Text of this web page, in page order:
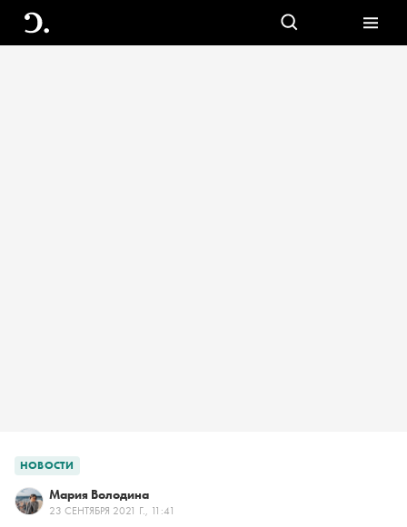
НОВОСТИ
Мария Володина
23 СЕНТЯБРЯ 2021 Г., 11:41